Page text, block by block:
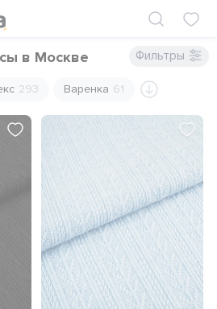
в Москве Фильтры
293 Варенка 61